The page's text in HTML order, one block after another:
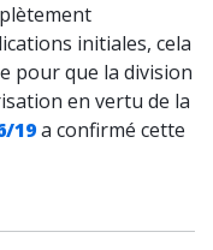
initiales, cela
pour que la division
en vertu de la
19a confirmé cette